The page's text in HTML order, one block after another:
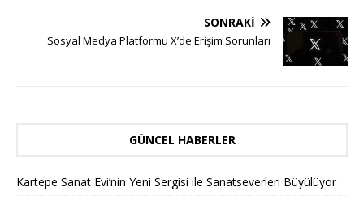
SONRAKI
Sosyal Medya Platformu X’de Erişim Sorunları
GÜNCEL HABERLER
Kartepe Sanat Evi’nin Yeni Sergisi ile Sanatseverleri Büyülüyor